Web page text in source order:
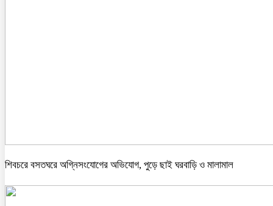
শিবচরে বসতঘরে অগ্নিসংযোগের অভিযোগ, পুড়ে ছাই ঘরবাড়ি ও মালামাল